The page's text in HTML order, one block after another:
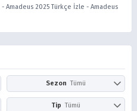
- Amadeus 2025 Türkçe İzle - Amadeus
Sezon Tümü
Tip Tümü